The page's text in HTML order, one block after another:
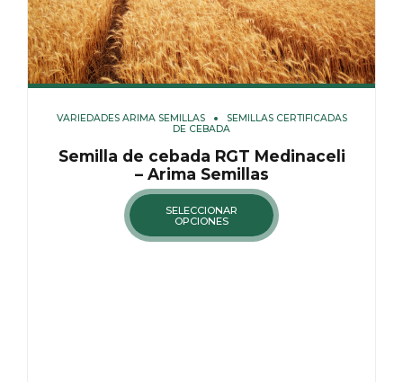
VARIEDADES ARIMA SEMILLAS
SEMILLAS CERTIFICADAS
DE CEBADA
Semilla de cebada RGT Medinaceli
– Arima Semillas
SELECCIONAR
OPCIONES